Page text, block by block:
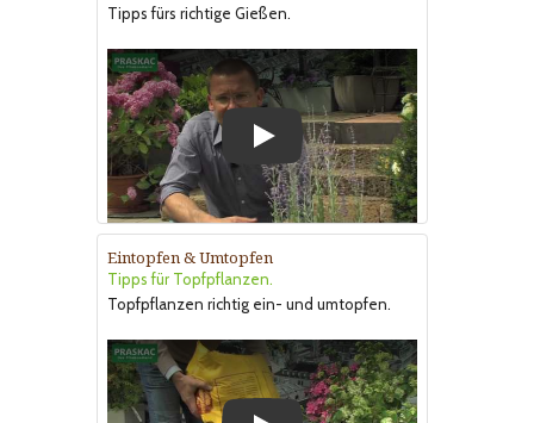
Tipps fürs richtige Gießen.
Play
Eintopfen & Umtopfen
Tipps für Topfpflanzen.
Topfpflanzen richtig ein- und umtopfen.